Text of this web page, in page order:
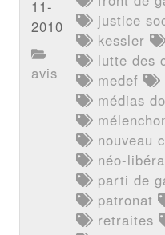
11-
2010
avis
justice
kessler
lutte des
medef
médias
nouveau
néo-
parti de
patronat
retraites